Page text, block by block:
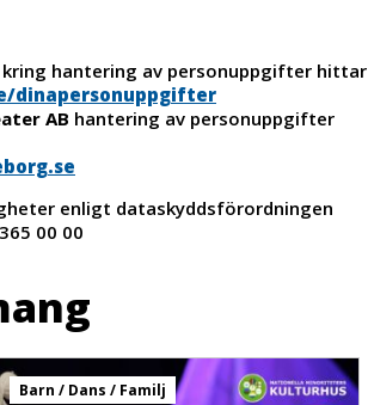
hantering av personuppgifter hittar
dinapersonuppgifter
AB hantering av personuppgifter
enligt dataskyddsförordningen
00 00
Barn / Dans / Familj